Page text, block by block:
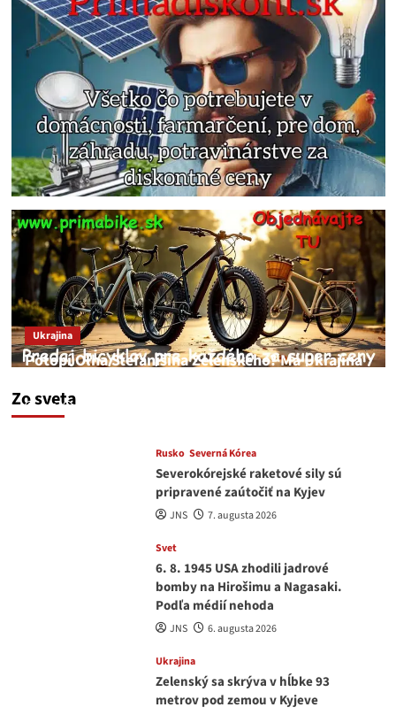
Zo sveta
Ukrajina
Potopí Oľha Stefanišina Zelenského? Má Ukrajina
JNS
Rusko Severná Kórea
Severokórejské raketové sily sú
pripravené zaútočiť na Kyjev
JNS 7. augusta 2026
Svet
6. 8. 1945 USA zhodili jadrové
bomby na Hirošimu a Nagasaki.
Podľa médií nehoda
JNS 6. augusta 2026
Ukrajina
Zelenský sa skrýva v hĺbke 93
metrov pod zemou v Kyjeve